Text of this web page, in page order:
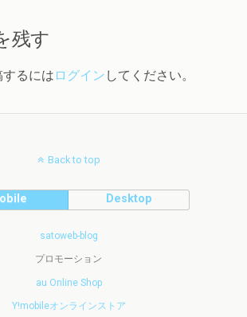
残す
るには ログイン してください。
Back to top
Desktop
satoweb-blog
プロモーション
au Online Shop
Y!mobileオンラインストア